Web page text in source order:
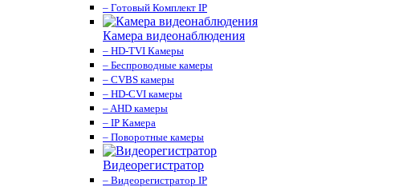
– Готовый Комплект IP
Камера видеонаблюдения
– HD-TVI Камеры
– Беспроводные камеры
– CVBS камеры
– HD-CVI камеры
– AHD камеры
– IP Камера
– Поворотные камеры
Видеорегистратор
– Видеорегистратор IP